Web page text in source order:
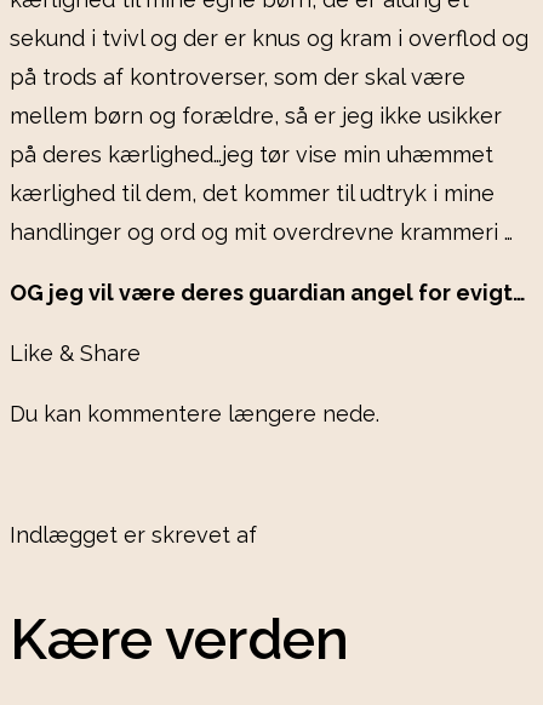
sekund i tvivl og der er knus og kram i overflod og
på trods af kontroverser, som der skal være
mellem børn og forældre, så er jeg ikke usikker
på deres kærlighed…jeg tør vise min uhæmmet
kærlighed til dem, det kommer til udtryk i mine
handlinger og ord og mit overdrevne krammeri …
OG jeg vil være deres guardian angel for evigt…
Like & Share
Du kan kommentere længere nede.
Indlægget er skrevet af
Kære verden